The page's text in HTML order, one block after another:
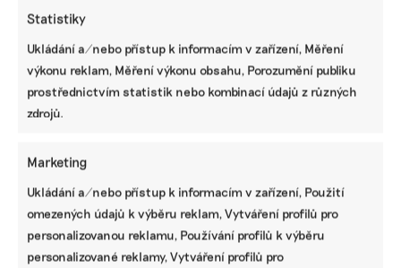
Statistiky
Ukládání a/nebo přístup k informacím v zařízení, Měření
výkonu reklam, Měření výkonu obsahu, Porozumění publiku
prostřednictvím statistik nebo kombinací údajů z různých
zdrojů.
Marketing
Ukládání a/nebo přístup k informacím v zařízení, Použití
omezených údajů k výběru reklam, Vytváření profilů pro
personalizovanou reklamu, Používání profilů k výběru
personalizované reklamy, Vytváření profilů pro
změna | adaptace na změny klimatu